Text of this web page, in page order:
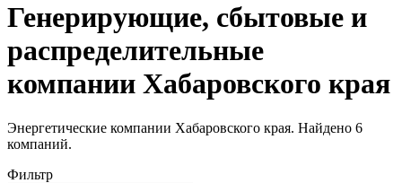
Генерирующие, сбытовые и
распределительные
компании Хабаровского края
Энергетические компании Хабаровского края. Найдено 6
компаний.
Фильтр